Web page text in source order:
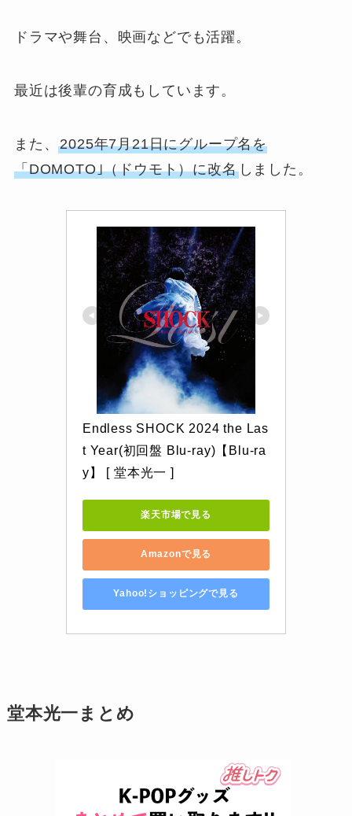
ドラマや舞台、映画などでも活躍。
最近は後輩の育成もしています。
また、2025年7月21日にグループ名を
「DOMOTO｣（ドウモト）に改名しました。
Endless SHOCK 2024 the Las
t Year(初回盤 Blu-ray)【Blu-ra
y】 [ 堂本光一 ]
楽天市場で見る
Amazonで見る
Yahoo!ショッピングで見る
堂本光一まとめ